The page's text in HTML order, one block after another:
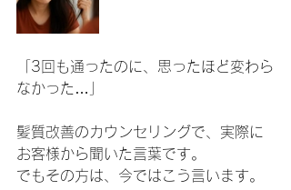
「3回も通ったのに、思ったほど変わら
なかった…」
髪質改善のカウンセリングで、実際に
お客様から聞いた言葉です。
でもその方は、今ではこう言います。